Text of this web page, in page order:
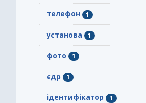
телефон 1
установа 1
фото 1
єдр 1
ідентифікатор 1